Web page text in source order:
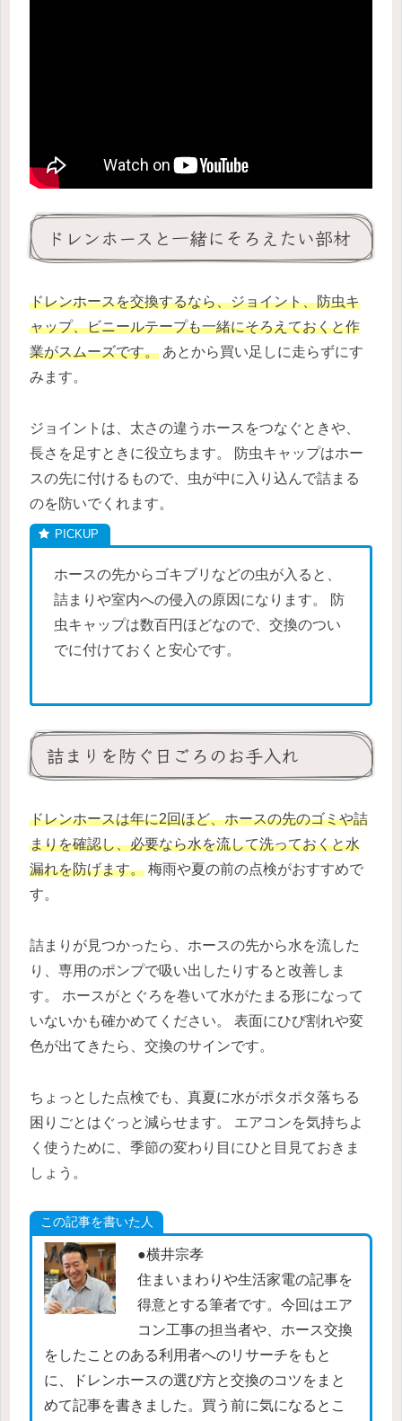
ドレンホースと一緒にそろえたい部材
ドレンホースを交換するなら、ジョイント、防虫キ
ャップ、ビニールテープも一緒にそろえておくと作
業がスムーズです。 あとから買い足しに走らずにす
みます。
ジョイントは、太さの違うホースをつなぐときや、
長さを足すときに役立ちます。 防虫キャップはホー
スの先に付けるもので、虫が中に入り込んで詰まる
のを防いでくれます。
ホースの先からゴキブリなどの虫が入ると、
詰まりや室内への侵入の原因になります。 防
虫キャップは数百円ほどなので、交換のつい
でに付けておくと安心です。
詰まりを防ぐ日ごろのお手入れ
ドレンホースは年に2回ほど、ホースの先のゴミや詰
まりを確認し、必要なら水を流して洗っておくと水
漏れを防げます。 梅雨や夏の前の点検がおすすめで
す。
詰まりが見つかったら、ホースの先から水を流した
り、専用のポンプで吸い出したりすると改善しま
す。 ホースがとぐろを巻いて水がたまる形になって
いないかも確かめてください。 表面にひび割れや変
色が出てきたら、交換のサインです。
ちょっとした点検でも、真夏に水がポタポタ落ちる
困りごとはぐっと減らせます。 エアコンを気持ちよ
く使うために、季節の変わり目にひと目見ておきま
しょう。
この記事を書いた人
●横井宗孝
住まいまわりや生活家電の記事を
得意とする筆者です。今回はエア
コン工事の担当者や、ホース交換
をしたことのある利用者へのリサーチをもと
に、ドレンホースの選び方と交換のコツをまと
めて記事を書きました。買う前に気になるとこ